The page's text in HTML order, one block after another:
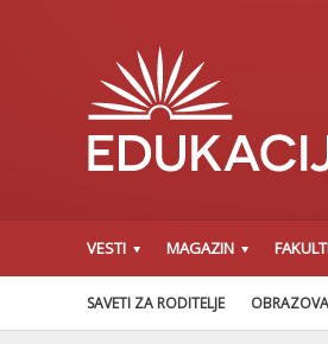
VESTI MAGAZIN
SAVETI ZA RODITELJE